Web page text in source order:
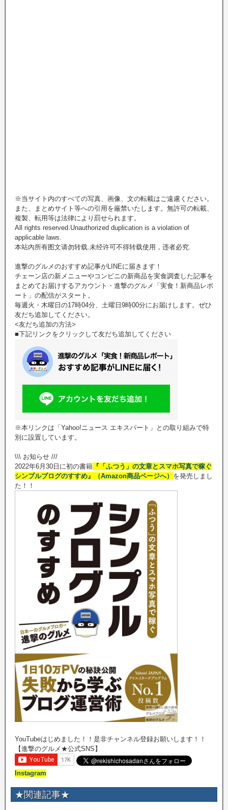
※当サイト内のすべての写真、画像、文の転載はご遠慮ください。
また、まとめサイト等への引用を厳禁いたします。無許可の転載、
複製、転用等は法律により罰せられます。
All rights reserved.Unauthorized duplication is a violation of
applicable laws.
本站內所有图文请勿转载.未经许可不得转载使用，违者必究.
進撃のグルメのおすすめ記事がLINEに届きます！
チェーン店の新メニューやコンビニの新商品を実食調査した記事を
まとめてお届けするアカウント・進撃のグルメ「実食！新商品レポ
ート」の配信がスタート。
毎週火・木曜日の17時04分、土曜日9時00分にお届けします。ぜひ
友だち追加してください。
<友だち追加の方法>
■下記リンクをクリックして友だち追加してください
※本リンクは「Yahoo!ニュース エキスパート」との取り組みで特
別に設置しています。
\\\ お知らせ ///
2022年6月30日に初の書籍 『「ふつう」の文章とスマホ写真で稼ぐ
シンプルブログのすすめ』（Amazon商品ページへ） を発売しまし
た！！
YouTubeはじめました！！是非チャンネル登録お願いします！！
【進撃のグルメ★公式SNS】
Instagram
★関連記事★